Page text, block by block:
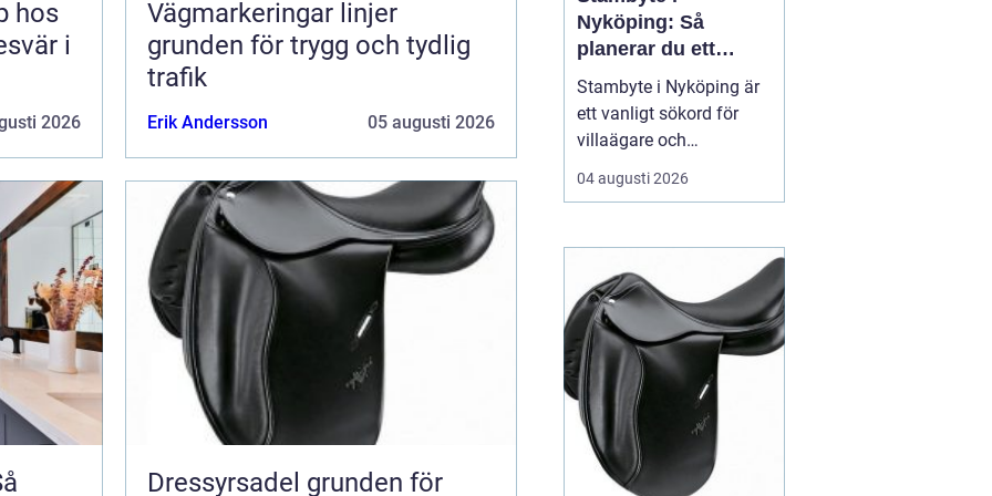
hos
i
2026
Vägmarkeringar linjer
grunden för trygg och tydlig
trafik
Erik Andersson 05 augusti 2026
Dressyrsadel grunden för
Nyköping: Så
planerar du ett
tryggt och hållbart
projekt
Stambyte i Nyköping är
ett vanligt sökord för
villaägare och
bostadsrättsföreningar
som börjar se
rörsystemet. Många vill
förstå när rören faktiskt
beh...
04 augusti 2026